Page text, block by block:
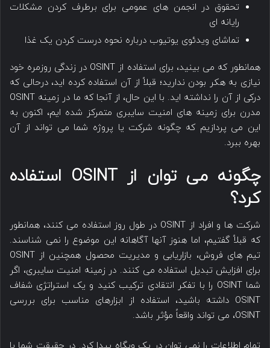
تحقوق در انجمن های عمومی برای برطرف کردن مشکلات
رایانه ای
تماشای ویدئوی یوتیوب درباره نحوه درست کردن یک غذا
همانطور که می بینید، برای استفاده از OSINT در زندگی روزمره خود
نیازی به هکر بودن ندارید؛ قبلاً از آن استفاده کرده اید، درحالی که
درکی از آن را نداشته اید. با این حال، از آنجا که ما در زمینه OSINT
مدرن برای زمینه های امنیت سایبری متمرکز شده ایم، اکنون به
این می پردازیم که چگونه شرکت یا پروژه شما می تواند از آن
بهره ببرد.
چگونه می توان از OSINT استفاده
کرد؟
شرکت ها و افراد از OSINT در طول روز استفاده می کنند، همانطور
که قبلاً گفتیم، اما هنوز آنها آگاهانه این موضوع را نمی شناسند.
تیم های فروش، بازاریابی و مدیریت محصول همچنین از OSINT
برای افزایش تبدیل استفاده می کنند. در زمینه امنیت سایبری، اگر
شما OSINT را با تفکر انتقادی ترکیب کنید و یک استراتژی شفاف
OSINT داشته باشید، استفاده از ابزارهای مناسب برای بررسی
OSINT، می تواند واقعاً مؤثر باشد.